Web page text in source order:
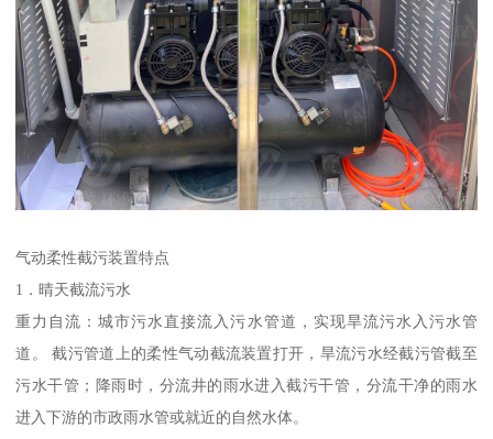
气动柔性截污装置特点
1．晴天截流污水
重力自流：城市污水直接流入污水管道，实现旱流污水入污水管
道。 截污管道上的柔性气动截流装置打开，旱流污水经截污管截至
污水干管；降雨时，分流井的雨水进入截污干管，分流干净的雨水
进入下游的市政雨水管或就近的自然水体。